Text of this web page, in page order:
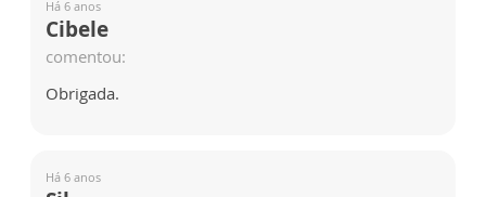
Há 6 anos
Cibele
comentou:
Obrigada.
Há 6 anos